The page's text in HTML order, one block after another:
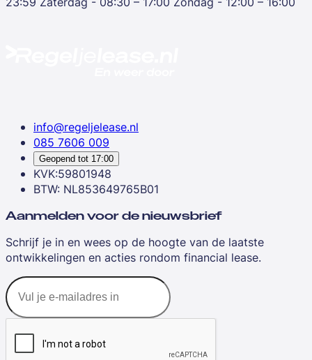
info@regeljelease.nl
085 7606 009
Geopend tot 17:00
KVK:59801948
BTW: NL853649765B01
Aanmelden voor de nieuwsbrief
Schrijf je in en wees op de hoogte van de laatste
ontwikkelingen en acties rondom financial lease.